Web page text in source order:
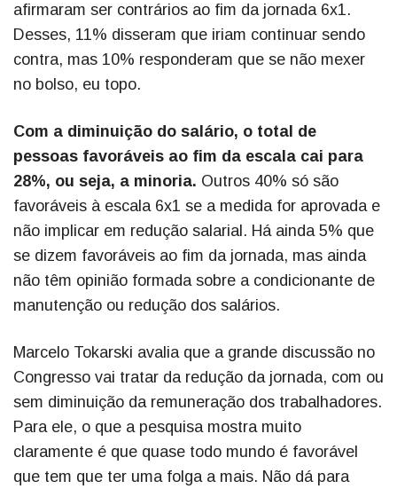
afirmaram ser contrários ao fim da jornada 6x1.
Desses, 11% disseram que iriam continuar sendo
contra, mas 10% responderam que se não mexer
no bolso, eu topo.
Com a diminuição do salário, o total de
pessoas favoráveis ao fim da escala cai para
28%, ou seja, a minoria. Outros 40% só são
favoráveis à escala 6x1 se a medida for aprovada e
não implicar em redução salarial. Há ainda 5% que
se dizem favoráveis ao fim da jornada, mas ainda
não têm opinião formada sobre a condicionante de
manutenção ou redução dos salários.
Marcelo Tokarski avalia que a grande discussão no
Congresso vai tratar da redução da jornada, com ou
sem diminuição da remuneração dos trabalhadores.
Para ele, o que a pesquisa mostra muito
claramente é que quase todo mundo é favorável
que tem que ter uma folga a mais. Não dá para